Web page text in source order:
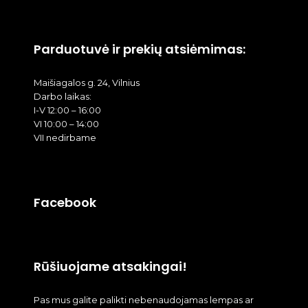
Parduotuvė ir prekių atsiėmimas:
Maišiagalos g. 24, Vilnius
Darbo laikas:
I-V 12:00 – 16:00
VI 10:00 – 14:00
VII nedirbame
Facebook
Rūšiuojame atsakingai!
Pas mus galite palikti nebenaudojamas lempas ar